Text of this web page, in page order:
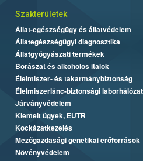
Szakterületek
Állat-egészségügy és állatvédelem
Állategészségügyi diagnosztika
Állatgyógyászati termékek
Borászat és alkoholos italok
Élelmiszer- és takarmánybiztonság
Élelmiszerlánc-biztonsági laborhálózat
Járványvédelem
Kiemelt ügyek, EUTR
Kockázatkezelés
Mezőgazdasági genetikai erőforrások
Növényvédelem